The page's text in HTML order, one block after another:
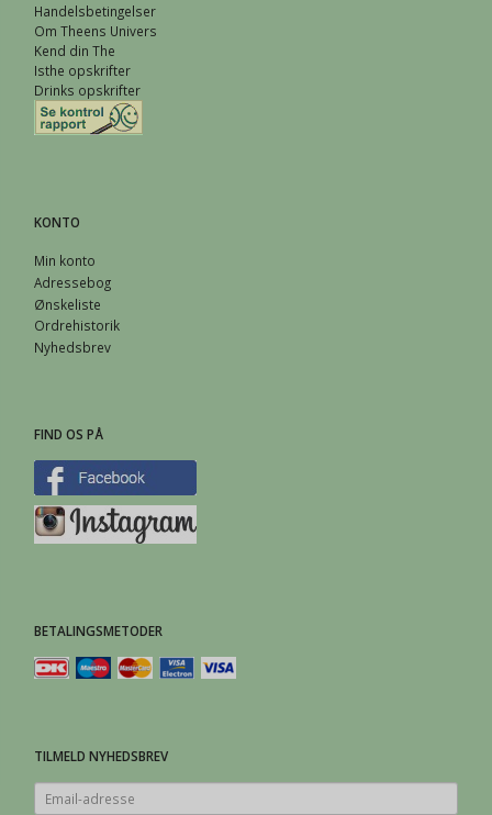
Handelsbetingelser
Om Theens Univers
Kend din The
Isthe opskrifter
Drinks opskrifter
KONTO
Min konto
Adressebog
Ønskeliste
Ordrehistorik
Nyhedsbrev
FIND OS PÅ
BETALINGSMETODER
TILMELD NYHEDSBREV
Email-
adresse